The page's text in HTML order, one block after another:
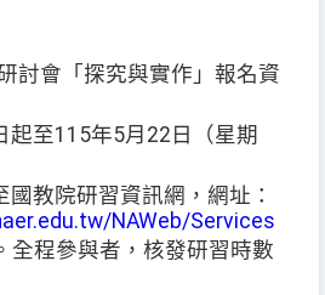
討會「探究與實作」報名資
起至115年5月22日（星期
教院研習資訊網，網址：
NAWeb/Services
全程參與者，核發研習時數